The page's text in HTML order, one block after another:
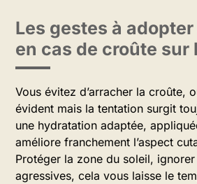
Les gestes à
en cas de croûte sur
Vous évitez d’arracher la croûte,
évident mais la tentation surgit
une hydratation adaptée,
améliore franchement l’aspect
Protéger la zone du soleil,
agressives, cela vous laisse le